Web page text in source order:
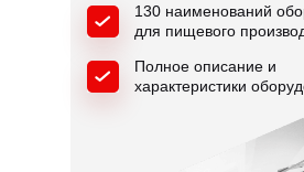
130 наименований
для пищевого
Полное описание и
характеристики